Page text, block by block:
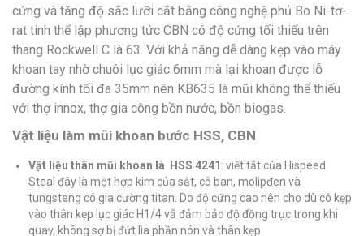
cứng và tăng độ sắc lưỡi cắt bằng công nghệ phủ Bo Ni-tơ-
rat tinh thể lập phương tức CBN có độ cứng tối thiểu trên
thang Rockwell C là 63. Với khả năng dễ dàng kẹp vào máy
khoan tay nhờ chuôi lục giác 6mm mà lại khoan được lỗ
đường kính tối đa 35mm nên KB635 là mũi không thể thiếu
với thợ innox, thợ gia công bồn nước, bồn biogas.
Vật liệu làm mũi khoan bước HSS, CBN
Vật liệu thân mũi khoan là HSS 4241 : viết tắt của Hispeed
Steal đây là một hợp kim của sắt, cô ban, molipđen và
tungsteng có gia cường titan. Do độ cứng cao nên cho dù có kẹp
vào thân kẹp lục giác H1/4 vẫ đảm bảo độ đồng trục trong khi
quay, không sợ bị đứt lìa phần nón và thân kẹp